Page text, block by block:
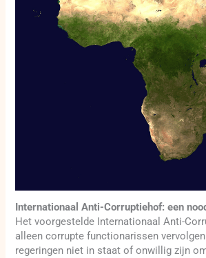
Internationaal Anti-Corruptiehof: een
Het voorgestelde Internationaal Anti-
alleen corrupte functionarissen
regeringen niet in staat of onwillig zijn